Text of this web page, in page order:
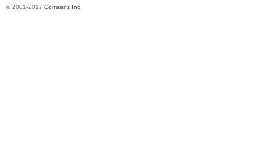
© 2001-2017 Comsenz Inc.